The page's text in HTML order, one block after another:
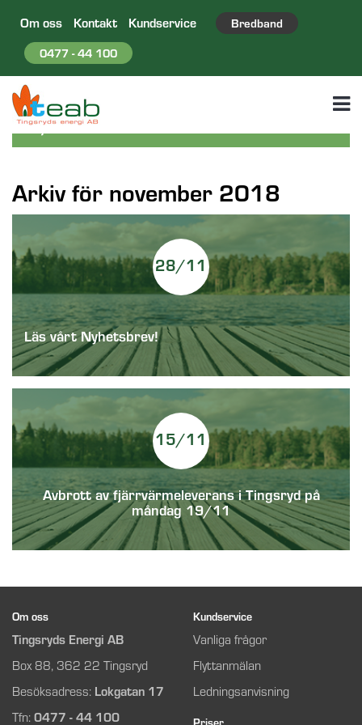
Om oss Kontakt Kundservice
Bredband
0477 - 44 100
Arkiv för november 2018
28/11
Läs vårt Nyhetsbrev!
15/11
Avbrott av fjärrvärmeleverans i Tingsryd på
måndag 19/11
Om oss
Tingsryds Energi AB
Box 88, 362 22 Tingsryd
Besöksadress: Lokgatan 17
Tfn:0477 - 44 100
Kundservice
Vanliga frågor
Flyttanmälan
Ledningsanvisning